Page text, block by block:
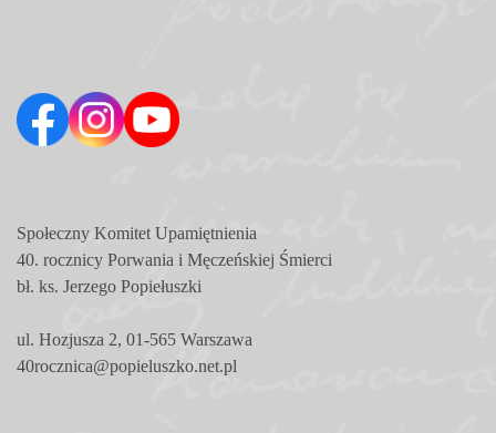
Społeczny Komitet Upamiętnienia
40. rocznicy Porwania i Męczeńskiej Śmierci
bł. ks. Jerzego Popiełuszki
ul. Hozjusza 2, 01-565 Warszawa
40rocznica@popieluszko.net.pl